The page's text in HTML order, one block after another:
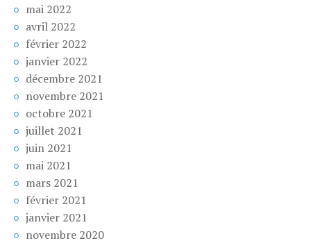
mai 2022
avril 2022
février 2022
janvier 2022
décembre 2021
novembre 2021
octobre 2021
juillet 2021
juin 2021
mai 2021
mars 2021
février 2021
janvier 2021
novembre 2020